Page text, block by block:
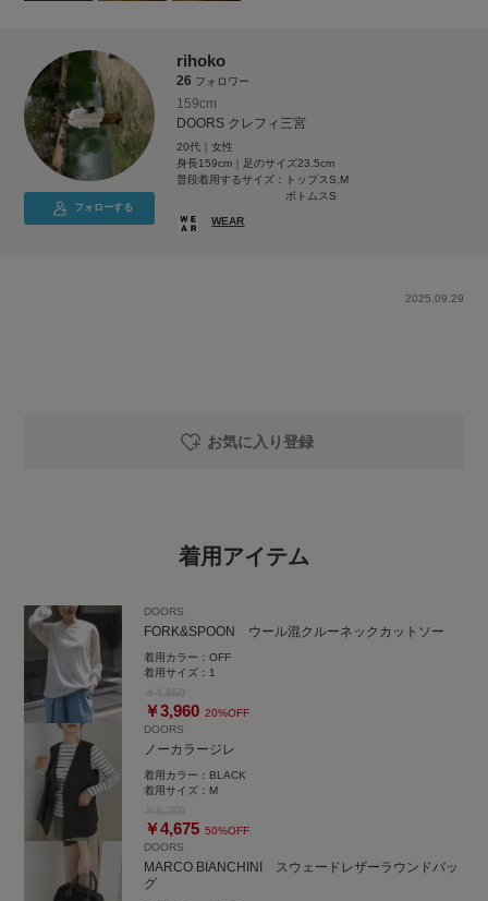
フォローする
rihoko
26 フォロワー
159cm
DOORS クレフィ三宮
20代｜女性
身長159cm｜足のサイズ23.5cm
普段着用するサイズ：
トップスS,M
ボトムスS
WEAR
2025.09.29
お気に入り登録
着用アイテム
DOORS
FORK&SPOON ウール混クルーネックカットソー
着用カラー：OFF
着用サイズ： 1
￥3,960 20%OFF
DOORS
ノーカラージレ
着用カラー： BLACK
着用サイズ： M
￥4,675 50%OFF
DOORS
MARCO BIANCHINI スウェードレザーラウンドバッ
グ